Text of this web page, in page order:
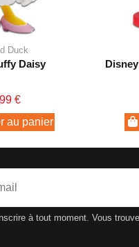
Duck
Daisy
€
au panier
à tout moment. Vous